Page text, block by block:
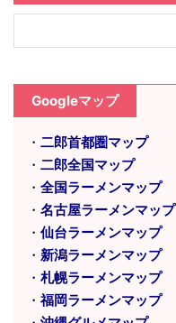
Googleマップ
・ 二郎首都圏マップ
・ 二郎全国マップ
・ 全国ラーメンマップ
・ 名古屋ラーメンマップ
・ 仙台ラーメンマップ
・ 新潟ラーメンマップ
・ 札幌ラーメンマップ
・ 福岡ラーメンマップ